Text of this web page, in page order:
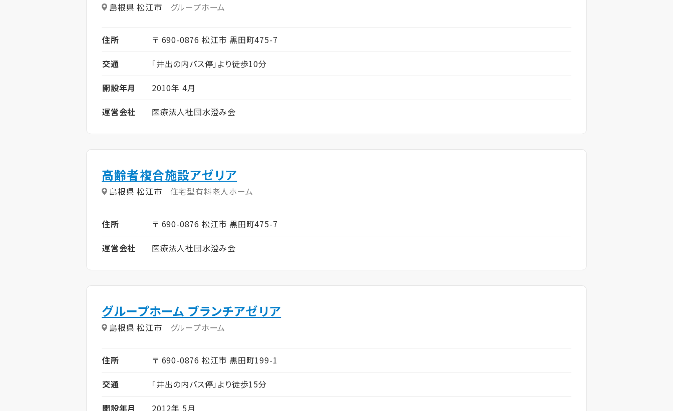
島根県 松江市 グループホーム
住所
〒 690-0876 松江市 黒田町475-7
交通
「井出の内バス停」より徒歩10分
開設年月
2010年 4月
運営会社
医療法人社団水澄み会
高齢者複合施設アゼリア
島根県 松江市 住宅型有料老人ホーム
住所
〒 690-0876 松江市 黒田町475-7
運営会社
医療法人社団水澄み会
グループホーム ブランチアゼリア
島根県 松江市 グループホーム
住所
〒 690-0876 松江市 黒田町199-1
交通
「井出の内バス停」より徒歩15分
開設年月
2012年 5月